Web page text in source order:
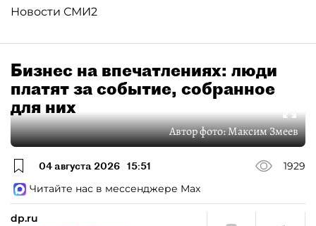
Новости СМИ2
Бизнес на впечатлениях: люди
платят за событие, собранное
для них
Автор фото:Максим Змеев
04 августа 2026 15:51
1929
Читайте нас в мессенджере Max
dp.ru